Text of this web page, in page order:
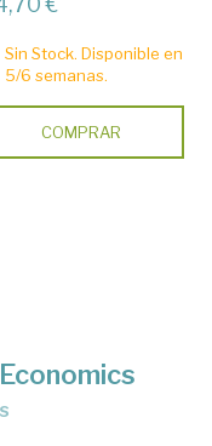
Sin Stock. Disponible en
5/6 semanas.
COMPRAR